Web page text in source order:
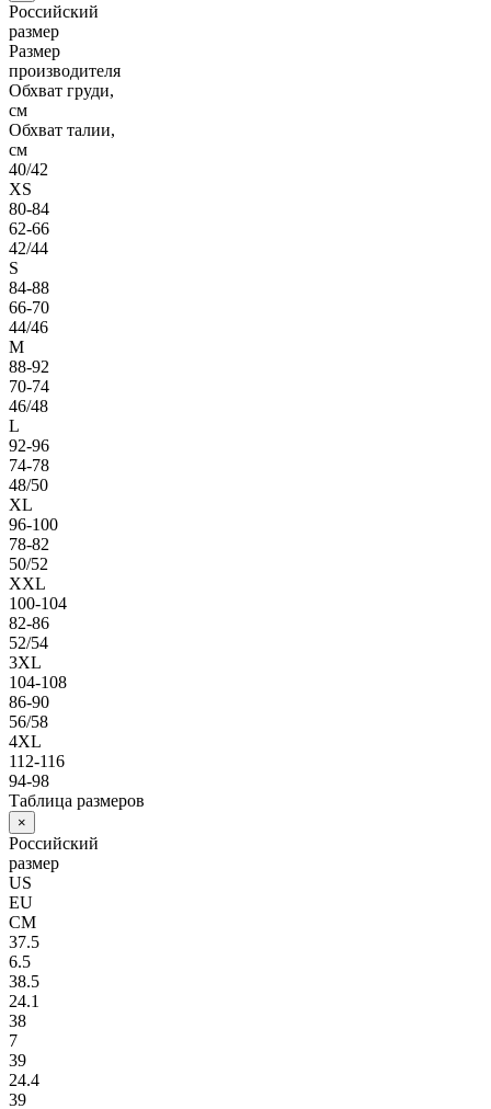
Российский
размер
Размер
производителя
Обхват груди,
см
Обхват талии,
см
40/42
XS
80-84
62-66
42/44
S
84-88
66-70
44/46
M
88-92
70-74
46/48
L
92-96
74-78
48/50
XL
96-100
78-82
50/52
XXL
100-104
82-86
52/54
3XL
104-108
86-90
56/58
4XL
112-116
94-98
Таблица размеров
×
Российский
размер
US
EU
СМ
37.5
6.5
38.5
24.1
38
7
39
24.4
39